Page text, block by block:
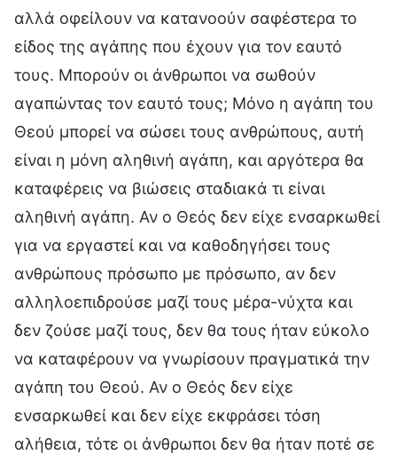
αλλά οφείλουν να κατανοούν σαφέστερα το
είδος της αγάπης που έχουν για τον εαυτό
τους. Μπορούν οι άνθρωποι να σωθούν
αγαπώντας τον εαυτό τους; Μόνο η αγάπη του
Θεού μπορεί να σώσει τους ανθρώπους, αυτή
είναι η μόνη αληθινή αγάπη, και αργότερα θα
καταφέρεις να βιώσεις σταδιακά τι είναι
αληθινή αγάπη. Αν ο Θεός δεν είχε ενσαρκωθεί
για να εργαστεί και να καθοδηγήσει τους
ανθρώπους πρόσωπο με πρόσωπο, αν δεν
αλληλοεπιδρούσε μαζί τους μέρα-νύχτα και
δεν ζούσε μαζί τους, δεν θα τους ήταν εύκολο
να καταφέρουν να γνωρίσουν πραγματικά την
αγάπη του Θεού. Αν ο Θεός δεν είχε
ενσαρκωθεί και δεν είχε εκφράσει τόση
αλήθεια, τότε οι άνθρωποι δεν θα ήταν ποτέ σε